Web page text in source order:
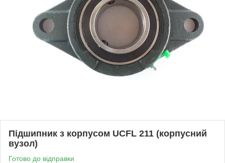
Підшипник з корпусом UCFL 211 (корпусний
вузол)
Готово до відправки